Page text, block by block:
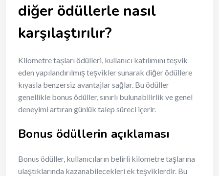
diğer ödüllerle nasıl
karşılaştırılır?
Kilometre taşları ödülleri, kullanıcı katılımını teşvik
eden yapılandırılmış teşvikler sunarak diğer ödüllere
kıyasla benzersiz avantajlar sağlar. Bu ödüller
genellikle bonus ödüller, sınırlı bulunabilirlik ve genel
deneyimi artıran günlük talep süreci içerir.
Bonus ödüllerin açıklaması
Bonus ödüller, kullanıcıların belirli kilometre taşlarına
ulaştıklarında kazanabilecekleri ek teşviklerdir. Bu